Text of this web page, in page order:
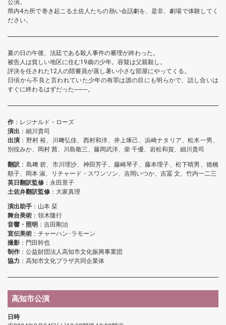
公演。
県内4カ所で巻き起こる土佐人たちの熱い会話劇を、是非、劇場で体験してく
ださい。
夏の日の午後、法廷である殺人事件の審理が終わった。
被告人は貧しい地区に住む19歳の少年。容疑は父親殺し。
評決を任された12人の陪審員が蒸し暑い小さな部屋にやってくる。
日頃から不良と言われていた少年の有罪は誰の目にも明らかで、話し合いは
すぐに終わるはずだった───。
作 ：レジナルド・ローズ
演出 ：細川貴司
出演 ：野村 裕、川﨑弘佳、西村和洋、井上琢己、浜崎ナタリア、松木一男、
別役みか、岡村 茜、川島敬三、藤岡武洋、柴 千優、岩松和賀、細川貴司
翻訳 ：島﨑 碧、市川理沙、神田芳子、藤崎琴子、藤本理子、松下晴男、徳橋
順子、岡本 淑、リチャード・スワンソン、吉岡いつか、吉冨 文、竹内一二三
英日翻訳監修 ：永田景子
土佐弁翻訳監修 ：大家真理
演出助手 ：山本 栞
舞台美術 ：領木隆行
音響・照明 ：吉田剛治
宣伝美術 ：チャーハン･ラモーン
撮影 ：門田幹也
制作 ：公益財団法人高知市文化振興事業団
協力 ：高知市文化プラザ共同企業体
高知市公演
日時